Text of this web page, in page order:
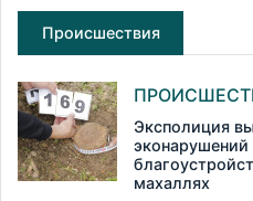
Происшествия
Эксполиция
эконарушений
махаллях